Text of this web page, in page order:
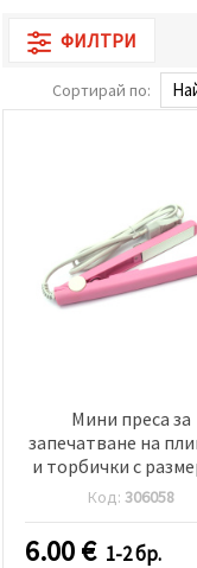
релевантно
и реклами,
включително
съгласиш
или да
посочиш
предпочитанията
като
ФИЛТРИ
Сортирай по:
Мини преса за
запечатване на
и торбички с
см 17.5 см 20W
Код:306058
6.00€ 1-2 бр.